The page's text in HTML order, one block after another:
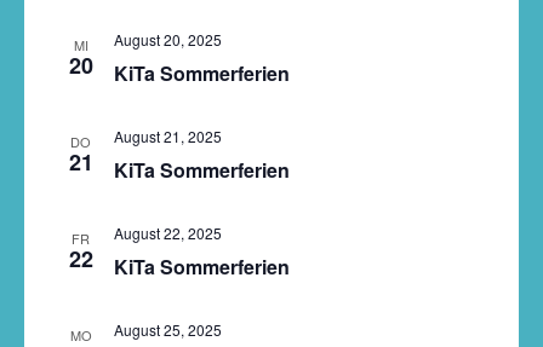
MI
20
August 20, 2025
KiTa Sommerferien
DO
21
August 21, 2025
KiTa Sommerferien
FR
22
August 22, 2025
KiTa Sommerferien
MO August 25, 2025